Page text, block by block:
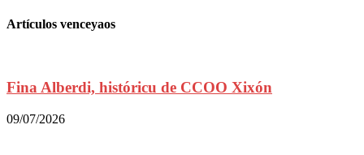
Artículos venceyaos
Fina Alberdi, históricu de CCOO Xixón
09/07/2026